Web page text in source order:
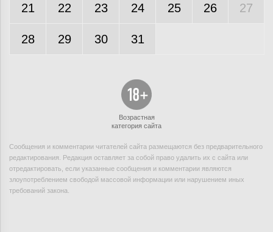
21 22 23 24 25 26 27
28 29 30 31
Возрастная
категория сайта
Сообщения и комментарии читателей сайта размещаются без предварительного
редактирования. Редакция оставляет за собой право удалить их с сайта или
отредактировать, если указанные сообщения и комментарии являются
злоупотреблением свободой массовой информации или нарушением иных
требований закона.